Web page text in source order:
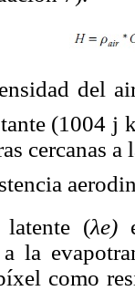
del
(1004 j
cercanas
(λe)
la
como